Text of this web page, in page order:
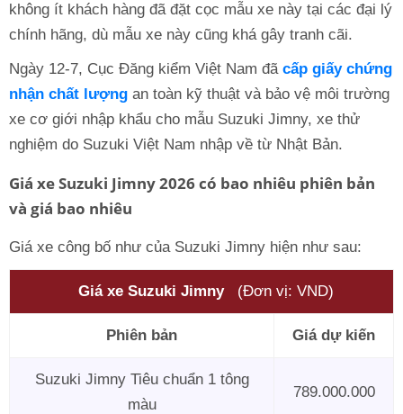
không ít khách hàng đã đặt cọc mẫu xe này tại các đại lý
chính hãng, dù mẫu xe này cũng khá gây tranh cãi.
Ngày 12-7, Cục Đăng kiểm Việt Nam đã cấp giấy chứng
nhận chất lượng an toàn kỹ thuật và bảo vệ môi trường
xe cơ giới nhập khẩu cho mẫu Suzuki Jimny, xe thử
nghiệm do Suzuki Việt Nam nhập về từ Nhật Bản.
Giá xe Suzuki Jimny 2026 có bao nhiêu phiên bản
và giá bao nhiêu
Giá xe công bố như của Suzuki Jimny hiện như sau:
Giá xe Suzuki Jimny (Đơn vị: VND)
Phiên bản Giá dự kiến
Suzuki Jimny Tiêu chuẩn 1 tông
màu
789.000.000